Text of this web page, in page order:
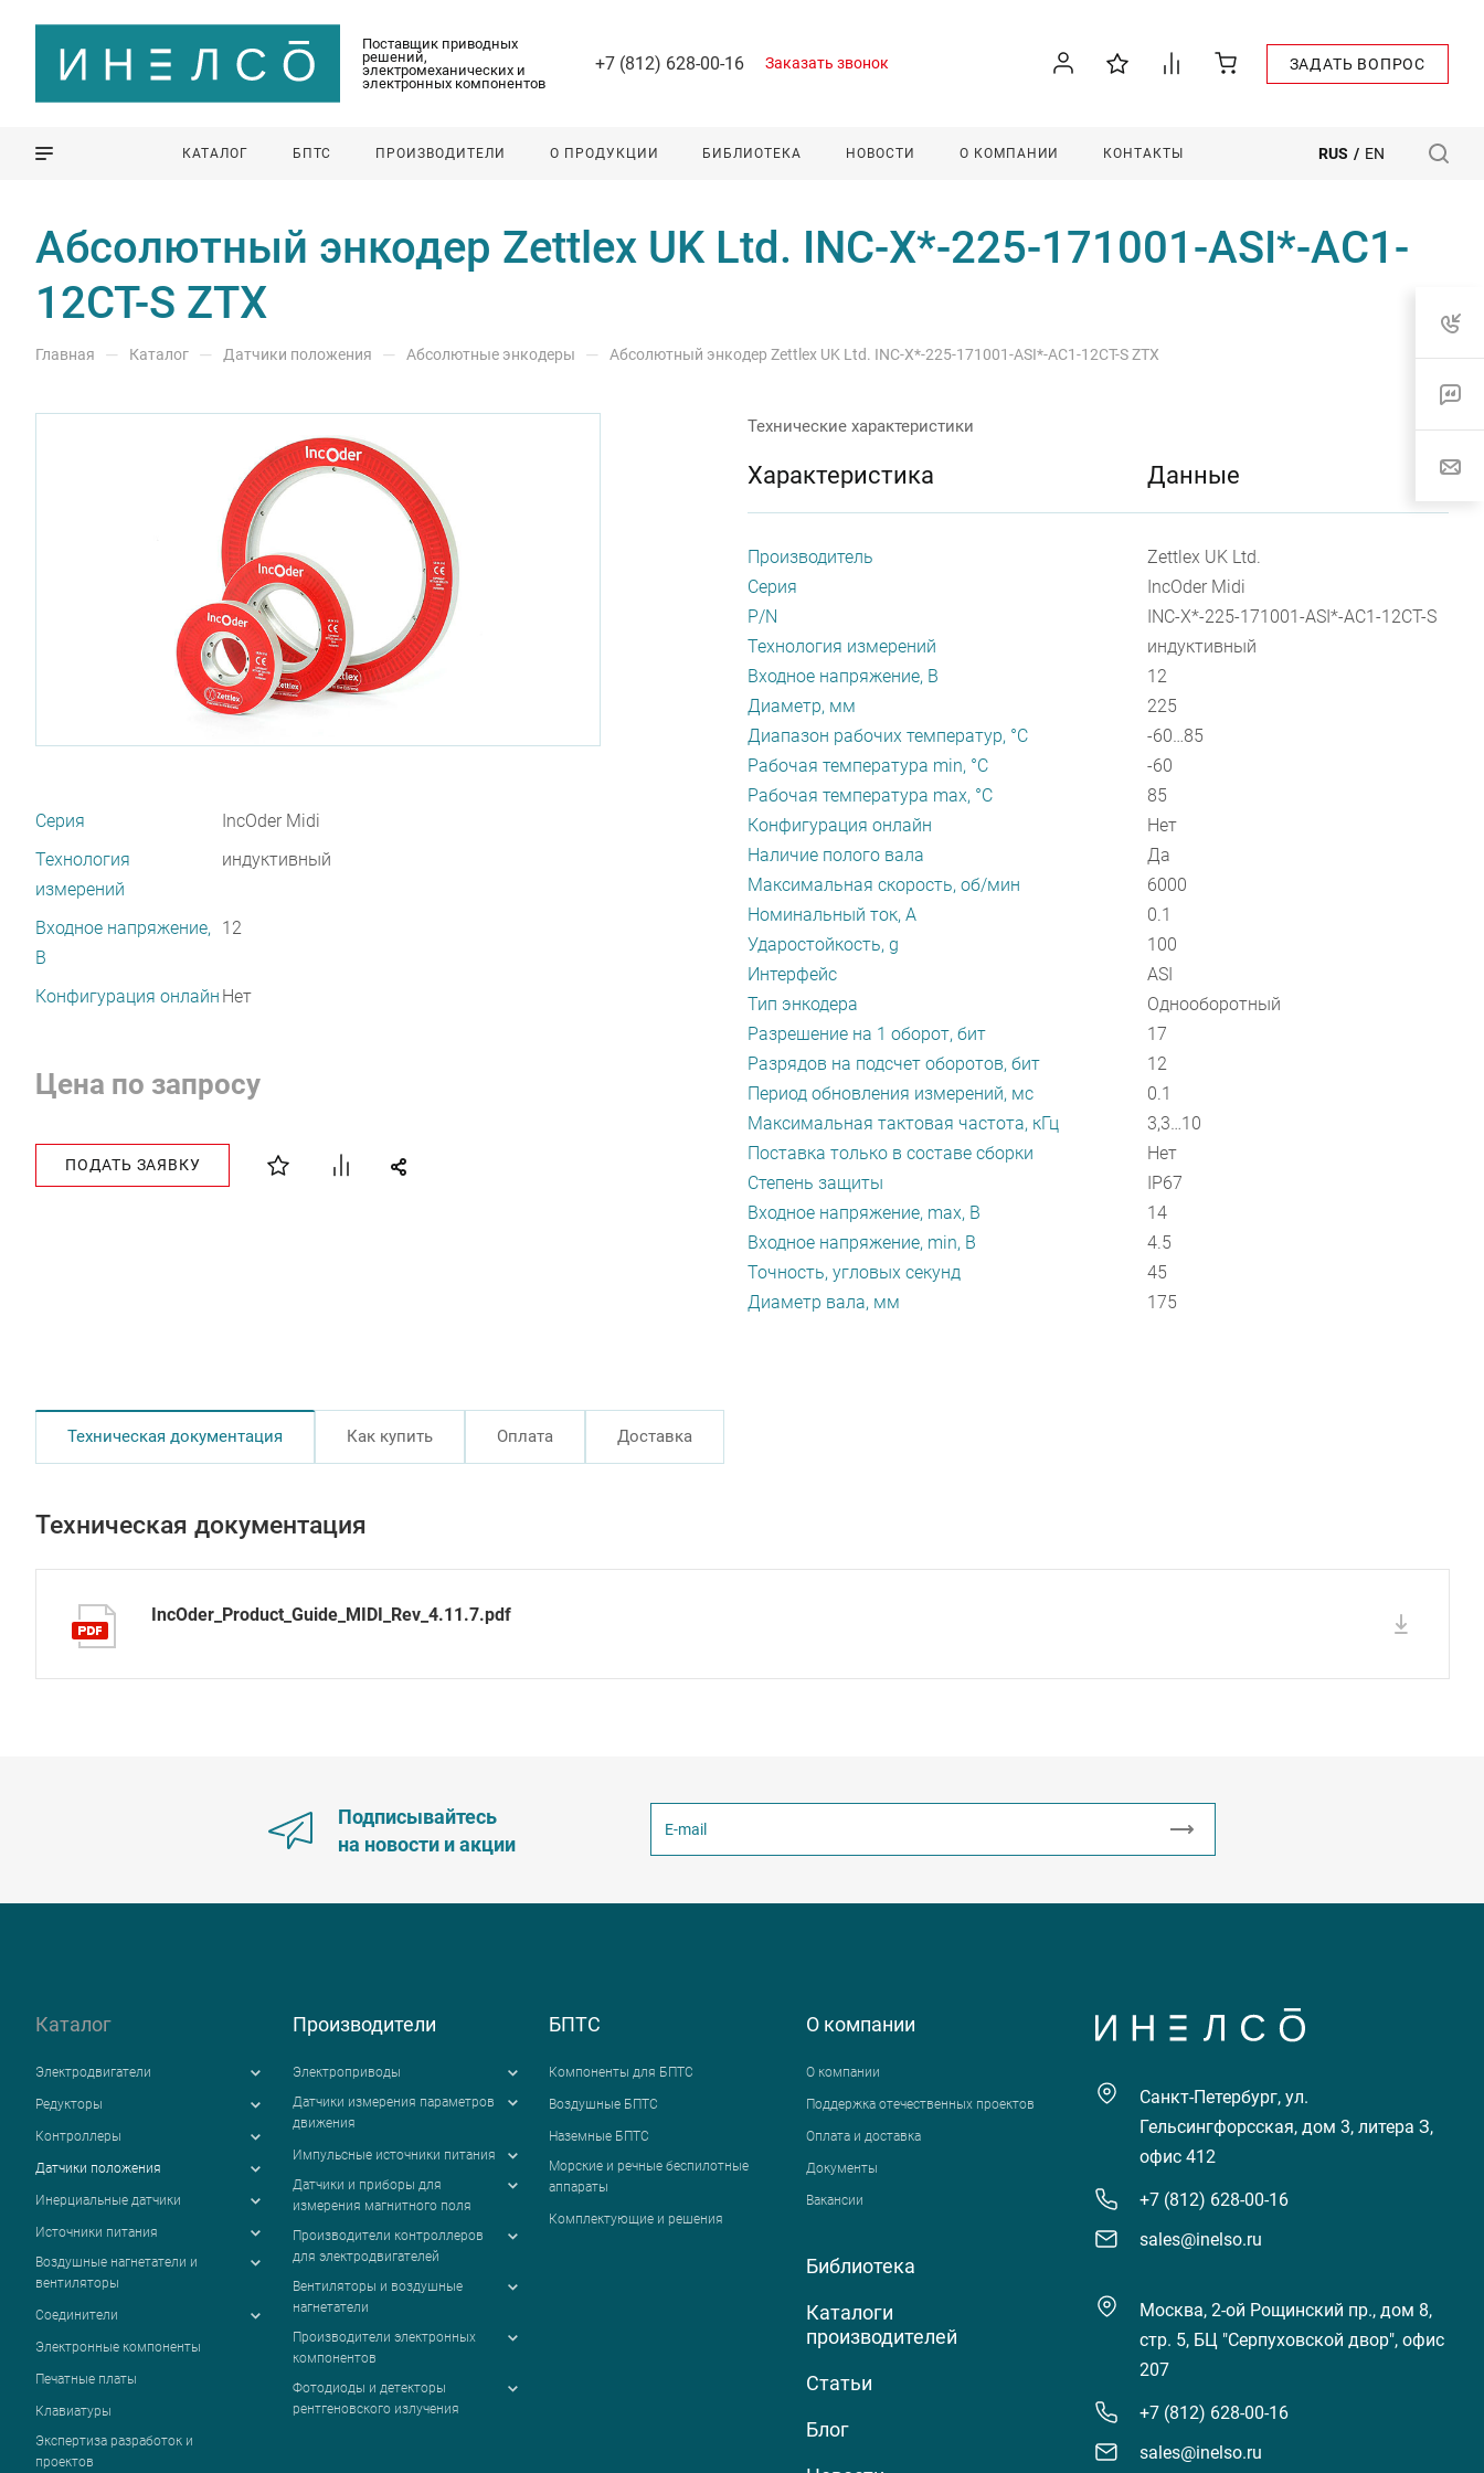
Поставщик приводных
решений,
электромеханических и
электронных компонентов
+7 (812) 628-00-16 Заказать звонок ЗАДАТЬ ВОПРОС
КАТАЛОГ БПТС ПРОИЗВОДИТЕЛИ О ПРОДУКЦИИ БИБЛИОТЕКА НОВОСТИ О КОМПАНИИ КОНТАКТЫ RUS / EN
Абсолютный энкодер Zettlex UK Ltd. INC-X*-225-171001-ASI*-AC1-
12CT-S ZTX
Главная — Каталог — Датчики положения — Абсолютные энкодеры — Абсолютный энкодер Zettlex UK Ltd. INC-X*-225-171001-ASI*-AC1-12CT-S ZTX
Серия
IncOder Midi
Технология
измерений
индуктивный
Входное напряжение,
В
12
Конфигурация онлайн Нет
Цена по запросу
ПОДАТЬ ЗАЯВКУ
Технические характеристики
Характеристика Данные
Производитель
Zettlex UK Ltd.
Серия
IncOder Midi
P/N
INC-X*-225-171001-ASI*-AC1-12CT-S
Технология измерений
индуктивный
Входное напряжение, В
12
Диаметр, мм
225
Диапазон рабочих температур, °С
-60…85
Рабочая температура min, °С
-60
Рабочая температура max, °С
85
Конфигурация онлайн
Нет
Наличие полого вала
Да
Максимальная скорость, об/мин
6000
Номинальный ток, А
0.1
Ударостойкость, g
100
Интерфейс
ASI
Тип энкодера
Однооборотный
Разрешение на 1 оборот, бит
17
Разрядов на подсчет оборотов, бит
12
Период обновления измерений, мс
0.1
Максимальная тактовая частота, кГц
3,3…10
Поставка только в составе сборки
Нет
Степень защиты
IP67
Входное напряжение, max, В
14
Входное напряжение, min, В
4.5
Точность, угловых секунд
45
Диаметр вала, мм
175
Техническая документация Как купить Оплата Доставка
Техническая документация
IncOder_Product_Guide_MIDI_Rev_4.11.7.pdf
Подписывайтесь
на новости и акции
Каталог
Электродвигатели
Редукторы
Контроллеры
Датчики положения
Инерциальные датчики
Источники питания
Воздушные нагнетатели и
вентиляторы
Соединители
Электронные компоненты
Печатные платы
Клавиатуры
Экспертиза разработок и
проектов
Производители
Электроприводы
Датчики измерения параметров
движения
Импульсные источники питания
Датчики и приборы для
измерения магнитного поля
Производители контроллеров
для электродвигателей
Вентиляторы и воздушные
нагнетатели
Производители электронных
компонентов
Фотодиоды и детекторы
рентгеновского излучения
БПТС
Компоненты для БПТС
Воздушные БПТС
Наземные БПТС
Морские и речные беспилотные
аппараты
Комплектующие и решения
О компании
О компании
Поддержка отечественных проектов
Оплата и доставка
Документы
Вакансии
Библиотека
Каталоги
производителей
Статьи
Блог
Санкт-Петербург, ул.
Гельсингфорсская, дом 3, литера З,
офис 412
+7 (812) 628-00-16
sales@inelso.ru
Москва, 2-ой Рощинский пр., дом 8,
стр. 5, БЦ "Серпуховской двор", офис
207
+7 (812) 628-00-16
sales@inelso.ru